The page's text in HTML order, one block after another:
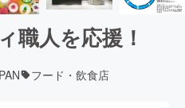
職人を応援！
フード・飲食店